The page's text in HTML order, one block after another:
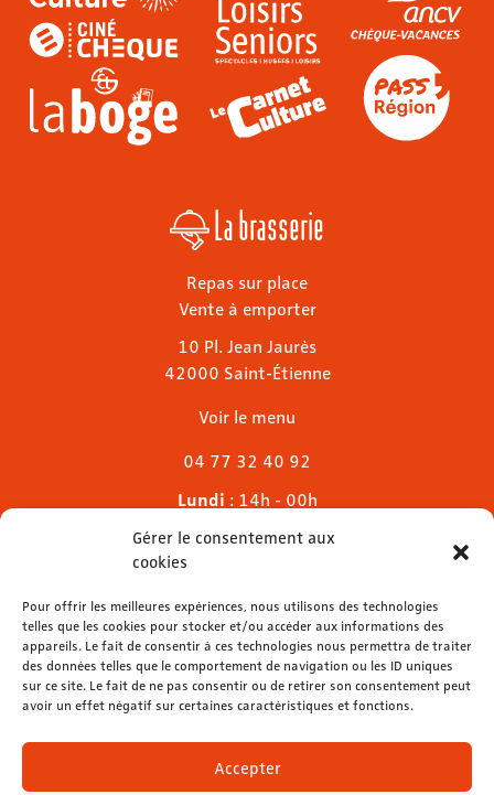
Gérer le consentement aux
cookies
Pour offrir les meilleures expériences, nous utilisons des technologies
telles que les cookies pour stocker et/ou accéder aux informations des
appareils. Le fait de consentir à ces technologies nous permettra de traiter
des données telles que le comportement de navigation ou les ID uniques
sur ce site. Le fait de ne pas consentir ou de retirer son consentement peut
avoir un effet négatif sur certaines caractéristiques et fonctions.
Accepter
La brasserie
Repas sur place
Vente à emporter
10 Pl. Jean Jaurès
42000 Saint-Étienne
Voir le menu
04 77 32 40 92
Lundi : 14h - 00h
Mardi & mercredi
Jeudi
Dimanche: 11h - 00h
04 77 32 32 01